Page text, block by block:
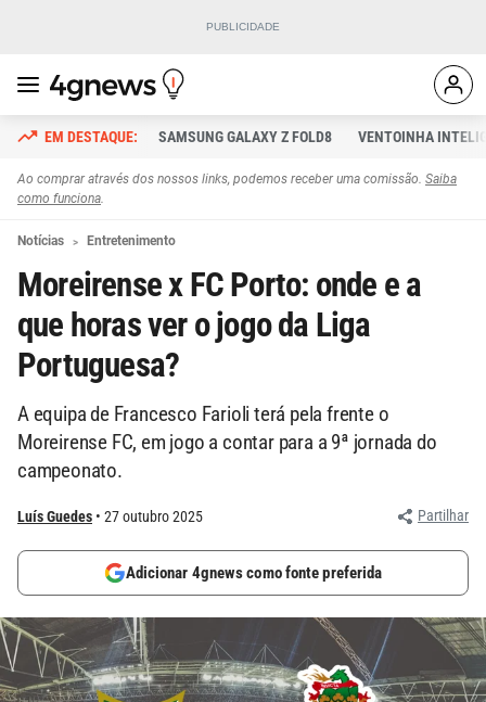
SAMSUNG GALAXY Z FOLD8 VENTOINHA
Ao comprar através dos nossos links, podemos receber uma comissão. Saiba
como funciona.
Notícias Entretenimento
Moreirense x FC Porto: onde e a
que horas ver o jogo da Liga
Portuguesa?
A equipa de Francesco Farioli terá pela frente o
Moreirense FC, em jogo a contar para a 9ª jornada do
campeonato.
Luís Guedes 27 outubro 2025 Partilhar
Adicionar 4gnews como fonte preferida